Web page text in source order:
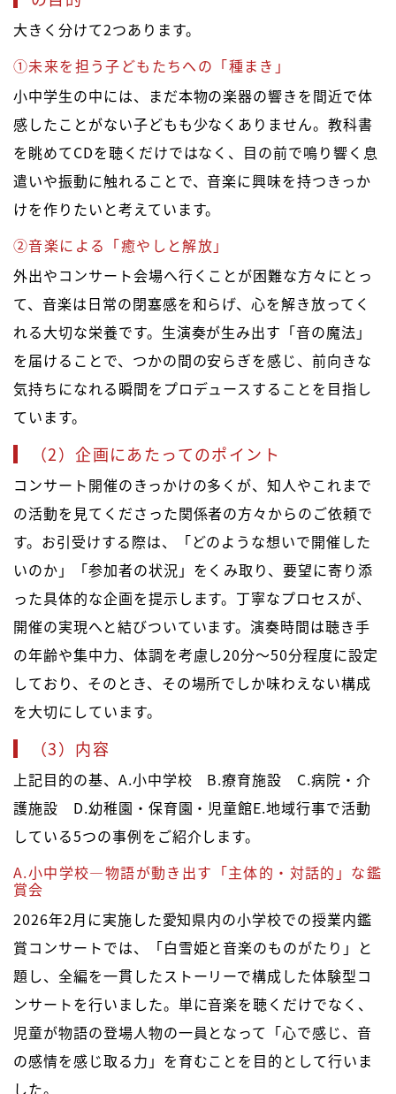
大きく分けて2つあります。
①未来を担う子どもたちへの「種まき」
小中学生の中には、まだ本物の楽器の響きを間近で体
感したことがない子どもも少なくありません。教科書
を眺めてCDを聴くだけではなく、目の前で鳴り響く息
遣いや振動に触れることで、音楽に興味を持つきっか
けを作りたいと考えています。
➁音楽による「癒やしと解放」
外出やコンサート会場へ行くことが困難な方々にとっ
て、音楽は日常の閉塞感を和らげ、心を解き放ってく
れる大切な栄養です。生演奏が生み出す「音の魔法」
を届けることで、つかの間の安らぎを感じ、前向きな
気持ちになれる瞬間をプロデュースすることを目指し
ています。
（2）企画にあたってのポイント
コンサート開催のきっかけの多くが、知人やこれまで
の活動を見てくださった関係者の方々からのご依頼で
す。お引受けする際は、「どのような想いで開催した
いのか」「参加者の状況」をくみ取り、要望に寄り添
った具体的な企画を提示します。丁寧なプロセスが、
開催の実現へと結びついています。演奏時間は聴き手
の年齢や集中力、体調を考慮し20分～50分程度に設定
しており、そのとき、その場所でしか味わえない構成
を大切にしています。
（3）内容
上記目的の基、A.小中学校 B.療育施設 C.病院・介
護施設 D.幼稚園・保育園・児童館E.地域行事で活動
している5つの事例をご紹介します。
A.小中学校―物語が動き出す「主体的・対話的」な鑑
賞会
2026年2月に実施した愛知県内の小学校での授業内鑑
賞コンサートでは、「白雪姫と音楽のものがたり」と
題し、全編を一貫したストーリーで構成した体験型コ
ンサートを行いました。単に音楽を聴くだけでなく、
児童が物語の登場人物の一員となって「心で感じ、音
の感情を感じ取る力」を育むことを目的として行いま
した。